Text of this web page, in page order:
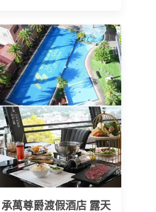
萬尊爵渡假酒店 露天